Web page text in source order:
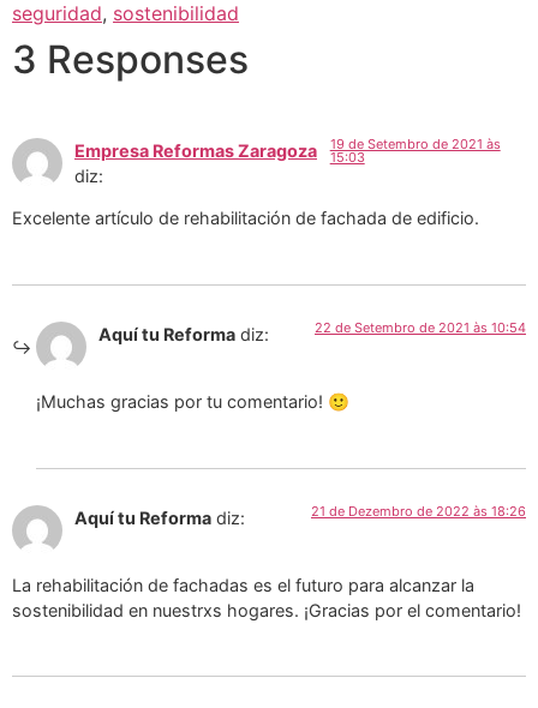
seguridad, sostenibilidad
3 Responses
Empresa Reformas Zaragoza
diz:
19 de Setembro de 2021 às
15:03
Excelente artículo de rehabilitación de fachada de edificio.
Aquí tu Reforma diz: 22 de Setembro de 2021 às 10:54
¡Muchas gracias por tu comentario! 🙂
Aquí tu Reforma diz: 21 de Dezembro de 2022 às 18:26
La rehabilitación de fachadas es el futuro para alcanzar la
sostenibilidad en nuestrxs hogares. ¡Gracias por el comentario!